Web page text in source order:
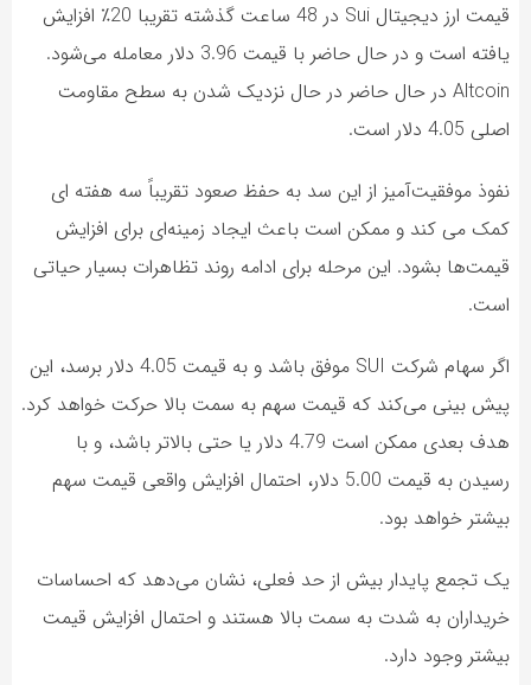
قیمت ارز دیجیتال Sui در 48 ساعت گذشته تقریبا 20٪ افزایش
یافته است و در حال حاضر با قیمت 3.96 دلار معامله می‌شود.
Altcoin در حال حاضر در حال نزدیک شدن به سطح مقاومت
اصلی 4.05 دلار است.
نفوذ موفقیت‌آمیز از این سد به حفظ صعود تقریباً سه هفته ای
کمک می کند و ممکن است باعث ایجاد زمینه‌ای برای افزایش
قیمت‌ها بشود. این مرحله برای ادامه روند تظاهرات بسیار حیاتی
است.
اگر سهام شرکت SUI موفق باشد و به قیمت 4.05 دلار برسد، این
پیش بینی می‌کند که قیمت سهم به سمت بالا حرکت خواهد کرد.
هدف بعدی ممکن است 4.79 دلار یا حتی بالاتر باشد، و با
رسیدن به قیمت 5.00 دلار، احتمال افزایش واقعی قیمت سهم
بیشتر خواهد بود.
یک تجمع پایدار بیش از حد فعلی، نشان می‌دهد که احساسات
خریداران به شدت به سمت بالا هستند و احتمال افزایش قیمت
بیشتر وجود دارد.